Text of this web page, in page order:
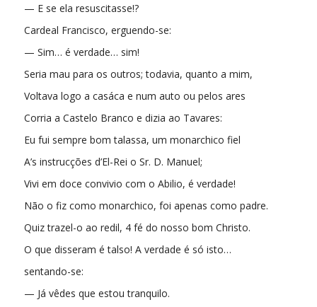
— E se ela resuscitasse!?
Cardeal Francisco, erguendo-se:
— Sim… é verdade… sim!
Seria mau para os outros; todavia, quanto a mim,
Voltava logo a casáca e num auto ou pelos ares
Corria a Castelo Branco e dizia ao Tavares:
Eu fui sempre bom talassa, um monarchico fiel
A’s instrucções d’El-Rei o Sr. D. Manuel;
Vivi em doce convivio com o Abilio, é verdade!
Não o fiz como monarchico, foi apenas como padre.
Quiz trazel-o ao redil, 4 fé do nosso bom Christo.
O que disseram é talso! A verdade é só isto…
sentando-se:
— Já vêdes que estou tranquilo.